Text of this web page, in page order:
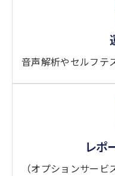
音声解析やセルフテ
レポ
（オプションサー